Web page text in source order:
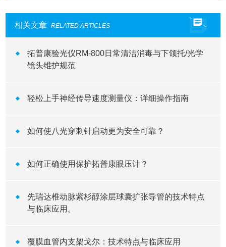
相关文章 RELATED ARTICLES
拓普康验光仪RM-800日常清洁消毒与下颌托/光学
镜头维护规范
轻松上手神经传导速度测量仪：详细操作指南
如何使八光穿刺针启动更为安全可靠？
如何正确使用保护拓普康眼压计？
先瑞达椎动脉紫杉醇涂层球囊扩张导管的技术特点
与临床应用。
覆膜血管内支架戈尔：技术特点与临床应用